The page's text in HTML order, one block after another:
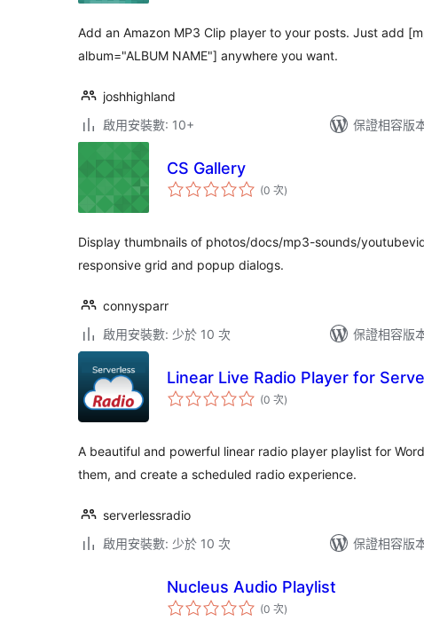
Add an Amazon MP3 Clip player to your posts. Just add
album="ALBUM NAME"] anywhere you want.
joshhighland
啟用安裝數: 10+
保證相容版
CS Gallery
(0 次評
分)
Display thumbnails of photos/docs/mp3-sounds/
responsive grid and popup dialogs.
connysparr
啟用安裝數: 少於 10 次
保證相容版
Linear Live Radio Player for
(0 次評
分)
A beautiful and powerful linear radio player playlist for
them, and create a scheduled radio experience.
serverlessradio
啟用安裝數: 少於 10 次
保證相容版
Nucleus Audio Playlist
(0 次評
分)